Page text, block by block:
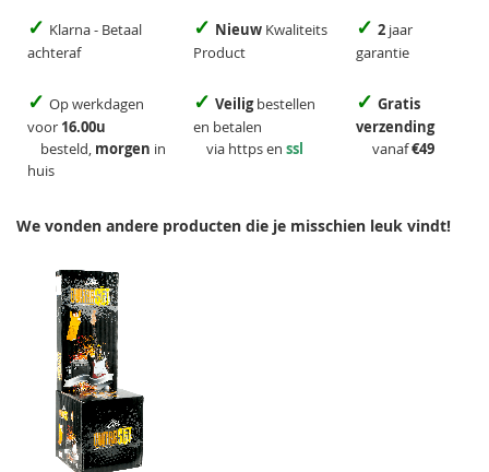
✓ Klarna - Betaal
achteraf
✓ Nieuw Kwaliteits
Product
✓ 2 jaar
garantie
✓ Op werkdagen
voor 16.00u
besteld, morgen in
huis
✓ Veiligbestellen
en betalen
via https en ssl
✓ Gratis
verzending
vanaf€49
We vonden andere producten die je misschien leuk vindt!